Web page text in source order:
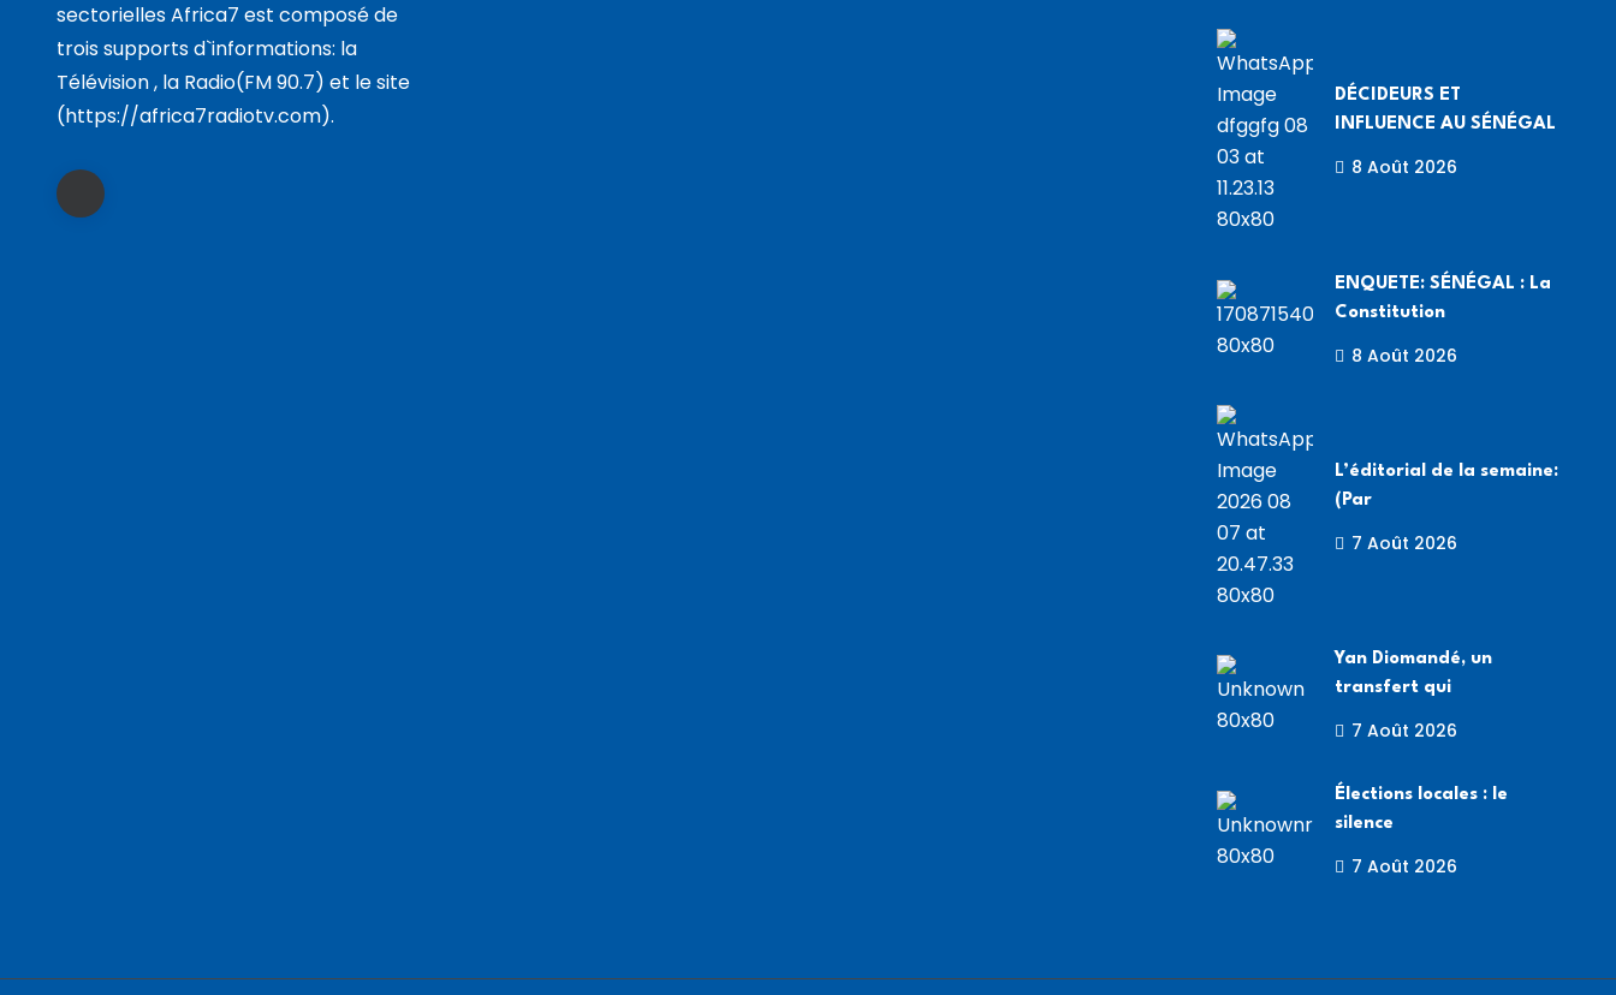
sectorielles Africa7 est composé de
trois supports d`informations: la
Télévision , la Radio(FM 90.7) et le site
(https://africa7radiotv.com).
DÉCIDEURS ET
INFLUENCE AU SÉNÉGAL
8 Août 2026
ENQUETE: SÉNÉGAL : La
Constitution
8 Août 2026
L’éditorial de la semaine:
(Par
7 Août 2026
Yan Diomandé, un
transfert qui
7 Août 2026
Élections locales : le
silence
7 Août 2026